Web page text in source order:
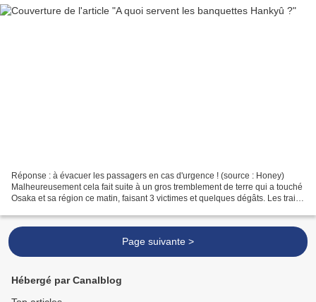
Réponse : à évacuer les passagers en cas d'urgence ! (source : Honey)
Malheureusement cela fait suite à un gros tremblement de terre qui a touché
Osaka et sa région ce matin, faisant 3 victimes et quelques dégâts. Les trains
Page suivante >
Hébergé par Canalblog